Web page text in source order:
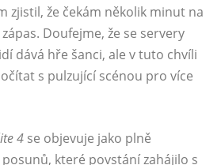
zjistil, že čekám několik minut na
Doufejme, že se servery
dává hře šanci, ale v tuto chvíli
s pulzující scénou pro více
4 se objevuje jako plně
které povstání zahájilo s